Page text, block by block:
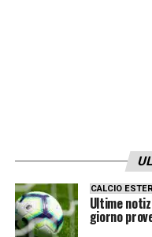
LA PLAYLIST
CALCIO
Ultime
giorno